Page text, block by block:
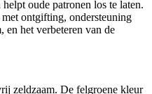
oude patronen los te laten.
ontgifting, ondersteuning
en het verbeteren van de
zeldzaam. De felgroene kleur